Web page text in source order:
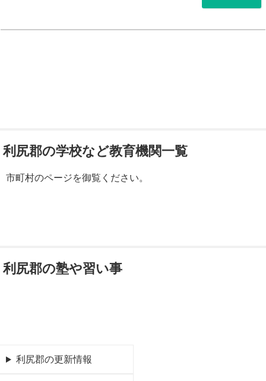
利尻郡の学校など教育機関一覧
市町村のページを御覧ください。
利尻郡の塾や習い事
利尻郡の更新情報